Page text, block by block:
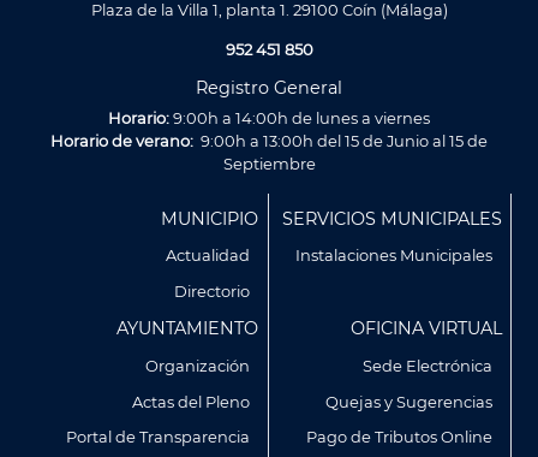
Utilizamos cookies propias y de terceros para analizar
nuestros servicios y mostrarte publicidad relacionada con
Plaza de la Villa 1, planta 1. 29100 Coín (Málaga)
952 451 850
Registro General
Horario:9:00h a 14:00h de lunes a viernes
Horario de verano: 9:00h a 13:00h del 15 de Junio al 15 de
Septiembre
MUNICIPIO
Actualidad
Directorio
SERVICIOS MUNICIPALES
Instalaciones Municipales
AYUNTAMIENTO
Organización
Actas del Pleno
Portal de Transparencia
OFICINA VIRTUAL
Sede Electrónica
Quejas y Sugerencias
Pago de Tributos Online